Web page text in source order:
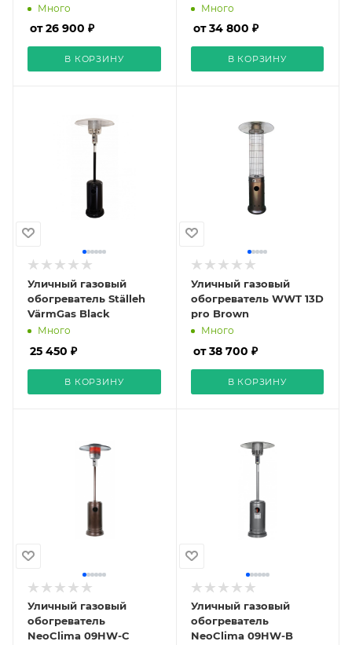
Много
от 26 900 ₽
В КОРЗИНУ
Много
от 34 800 ₽
В КОРЗИНУ
Уличный газовый
обогреватель Ställeh
VärmGas Black
Много
25 450 ₽
В КОРЗИНУ
Уличный газовый
обогреватель WWT 13D
pro Brown
Много
от 38 700 ₽
В КОРЗИНУ
Уличный газовый
обогреватель
NeoClima 09HW-С
Уличный газовый
обогреватель
NeoClima 09HW-B